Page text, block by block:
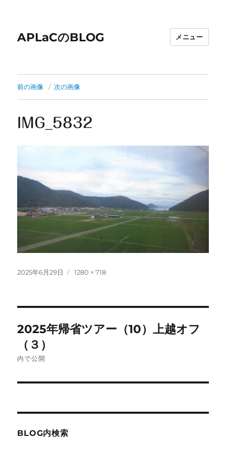
APLaCのBLOG メニュー
前の画像 次の画像
IMG_5832
投
2025年6月29日
フ
1280 × 718
稿
ナ
ビ
2025年帰省ツアー（10）上越オフ
（３）
内で公開
BLOG内検索